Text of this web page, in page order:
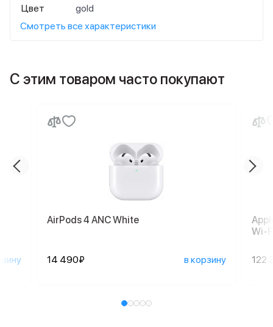
Цвет
gold
Смотреть все характеристики
С этим товаром часто покупают
AirPods 4 ANC White
14 490₽ в корзину
Wi-
122